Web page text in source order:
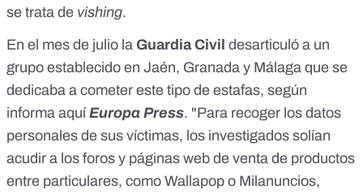
se trata de vishing.
En el mes de julio la Guardia Civil desarticuló a un
grupo establecido en Jaén, Granada y Málaga que se
dedicaba a cometer este tipo de estafas, según
informa aquí Europa Press. "Para recoger los datos
personales de sus víctimas, los investigados solían
acudir a los foros y páginas web de venta de productos
entre particulares, como Wallapop o Milanuncios,